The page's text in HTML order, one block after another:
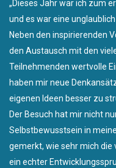
„Dieses Jahr war ich zum
und es war eine
Neben den inspirierenden
den Austausch mit den
Teilnehmenden wertvolle
haben mir neue
eigenen Ideen besser zu
Der Besuch hat mir nicht
Selbstbewusstsein in
gemerkt, wie sehr mich
ein echter